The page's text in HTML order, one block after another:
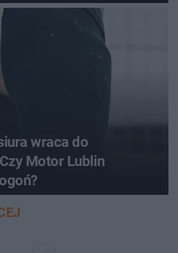
wraca do
Motor Lublin